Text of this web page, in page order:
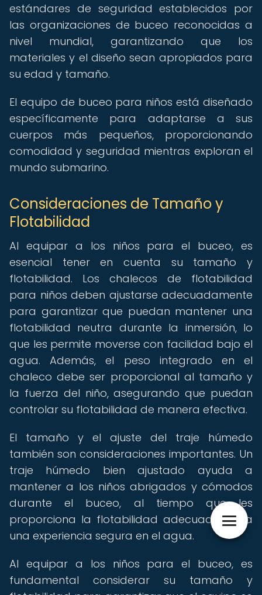
estándares de seguridad establecidos por
las organizaciones de buceo reconocidas a
nivel mundial, garantizando que los
materiales y el diseño sean apropiados para
su edad y tamaño.
El equipo de buceo para niños está diseñado
específicamente para adaptarse a sus
cuerpos más pequeños, proporcionando
comodidad y seguridad mientras exploran el
mundo submarino.
Consideraciones de Tamaño y
Flotabilidad
Al equipar a los niños para el buceo, es
esencial tener en cuenta su tamaño y
flotabilidad. Los chalecos de flotabilidad
para niños deben ajustarse adecuadamente
para garantizar que puedan mantener una
flotabilidad neutra durante la inmersión, lo
que les permite moverse con facilidad bajo el
agua. Además, el peso integrado en el
chaleco debe ser proporcional al tamaño y
la fuerza del niño, asegurando que puedan
controlar su flotabilidad de manera efectiva.
El tamaño y el ajuste del traje húmedo
también son consideraciones importantes. Un
traje húmedo bien ajustado ayuda a
mantener a los niños abrigados y cómodos
durante el buceo, al tiempo que les
proporciona la flotabilidad adecuada para
una experiencia segura en el agua.
Al equipar a los niños para el buceo, es
fundamental considerar su tamaño y